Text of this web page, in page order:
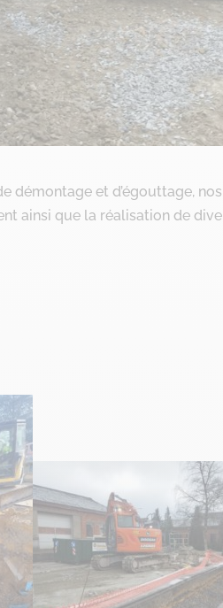
démontage et d’égouttage,
ainsi que la réalisation de